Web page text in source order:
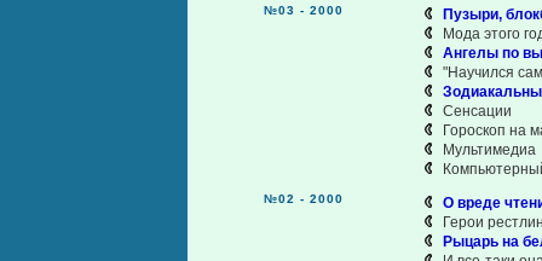
№03 - 2000
Пузыри,
Мода этого
Ангелы по
"Научился
Сенсации
Гороскоп на
Мультимедиа
№02 - 2000
О вреде
Герои
Рыцарь на